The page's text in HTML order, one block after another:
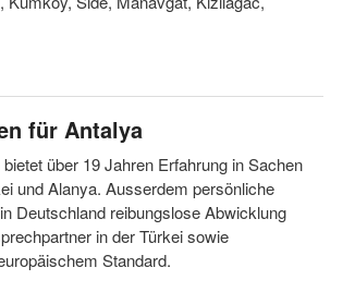
für Antalya
über 19 Jahren Erfahrung in Sachen
und Alanya. Ausserdem persönliche
Deutschland reibungslose Abwicklung
in der Türkei sowie
Standard.